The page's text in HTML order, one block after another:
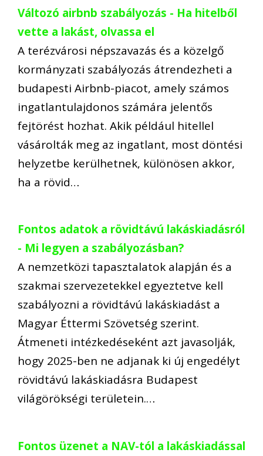
Változó airbnb szabályozás - Ha hitelből
vette a lakást, olvassa el
A terézvárosi népszavazás és a közelgő
kormányzati szabályozás átrendezheti a
budapesti Airbnb-piacot, amely számos
ingatlantulajdonos számára jelentős
fejtörést hozhat. Akik például hitellel
vásárolták meg az ingatlant, most döntési
helyzetbe kerülhetnek, különösen akkor,
ha a rövid…
Fontos adatok a rövidtávú lakáskiadásról
- Mi legyen a szabályozásban?
A nemzetközi tapasztalatok alapján és a
szakmai szervezetekkel egyeztetve kell
szabályozni a rövidtávú lakáskiadást a
Magyar Éttermi Szövetség szerint.
Átmeneti intézkedéseként azt javasolják,
hogy 2025-ben ne adjanak ki új engedélyt
rövidtávú lakáskiadásra Budapest
világörökségi területein.…
Fontos üzenet a NAV-tól a lakáskiadással